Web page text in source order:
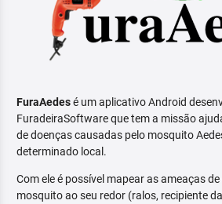
FuraAedesé um aplicativo Android
FuradeiraSoftware que tem a missão
de doenças causadas pelo mosquito
determinado local.
Com ele é possível mapear as ameaças
mosquito ao seu redor (ralos, recipiente